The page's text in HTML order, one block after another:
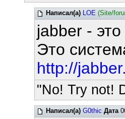
Написал(а) LOE (Site/
jabber -
Это
http://
"No! Try not!
Написал(а) G0thic Дата